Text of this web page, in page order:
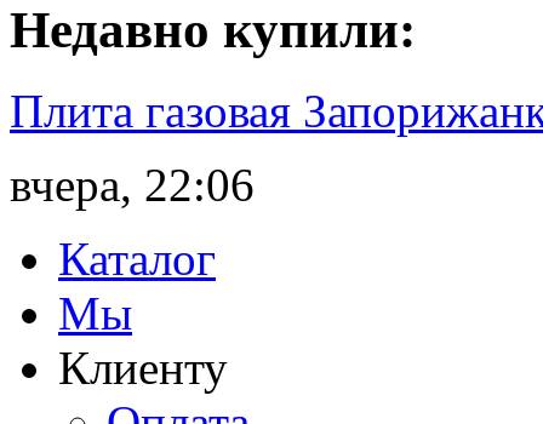
Недавно купили:
Плита газовая
вчера, 22:06
Каталог
Мы
Клиенту